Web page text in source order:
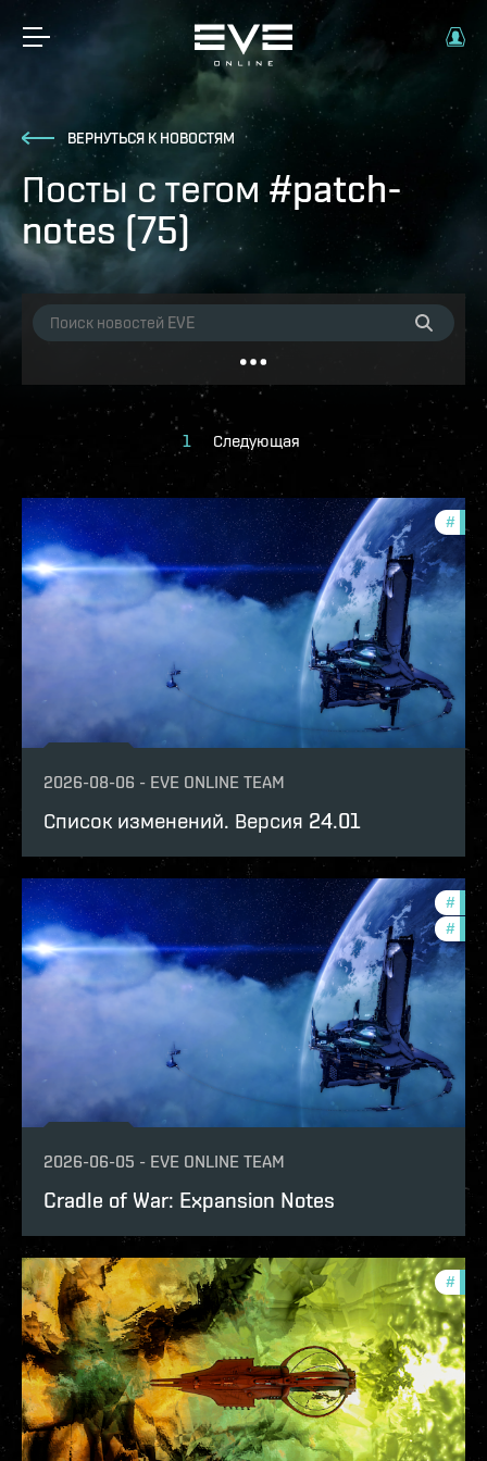
ВЕРНУТЬСЯ К НОВОСТЯМ
Посты с тегом #patch-
notes (75)
1 Следующая
#
2026-08-06 - EVE ONLINE TEAM
Список изменений. Версия 24.01
#
#
2026-06-05 - EVE ONLINE TEAM
Cradle of War: Expansion Notes
#